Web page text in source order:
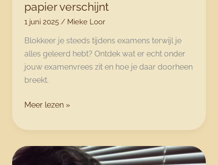
papier verschijnt
1 juni 2025 / Mieke Loor
Blokkeer je steeds tijdens examens terwijl je
alles geleerd hebt? Ontdek wat er echt onder
jouw examenvrees zit en hoe je daar doorheen
breekt.
Examenvrees:
je
hoofd
Meer lezen »